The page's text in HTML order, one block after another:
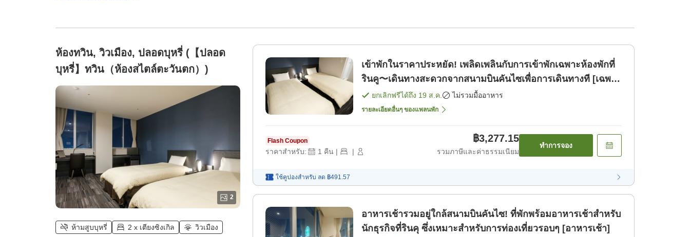
ห้องทวิน, วิวเมือง, ปลอดบุหรี่ (【ปลอด
บุหรี่】ทวิน（ห้องสไตล์ตะวันตก）)
2
ห้ามสูบบุหรี่ 2 x เตียงซิงเกิล วิวเมือง
เข้าพักในราคาประหยัด! เพลิดเพลินกับการเข้าพักเฉพาะห้องพักที่
รินคู〜เดินทางสะดวกจากสนามบินคันไซเพื่อการเดินทางที [เฉพาะ
ห้องพัก]
ยกเลิกฟรีได้ถึง 19 ส.ค. ไม่รวมมื้ออาหาร
รายละเอียดอื่นๆ ของแพลนพัก
Flash Coupon
ราคาสำหรับ: 1 คืน | |
฿3,277.15
รวมภาษีและค่าธรรมเนียม
ทำการจอง
ใช้คูปองสำหรับ ลด ฿491.57
อาหารเช้ารวมอยู่ใกล้สนามบินคันไซ! ที่พักพร้อมอาหารเช้าสำหรับ
นักธุรกิจที่รินคุ ซึ่งเหมาะสำหรับการท่องเที่ยวรอบๆ [อาหารเช้า]